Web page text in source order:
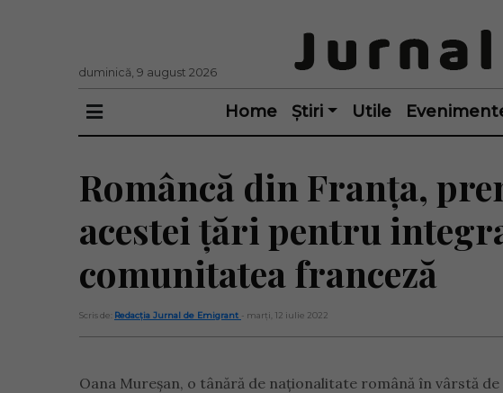
duminică, 9 august 2026
Home Știri Utile
Româncă din Franța,
acestei țări pentru
comunitatea franceză
Scris de: Redacția Jurnal de Emigrant - marți, 12 iulie 2022
Oana Mureșan, o tânără de naționalitate română în vârstă